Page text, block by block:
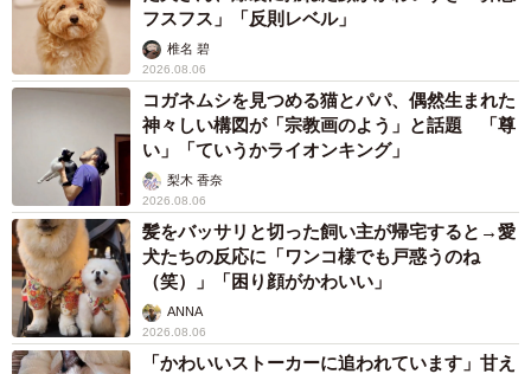
フスフス」「反則レベル」
椎名 碧
2026.08.06
コガネムシを見つめる猫とパパ、偶然生まれた
神々しい構図が「宗教画のよう」と話題 「尊
い」「ていうかライオンキング」
梨木 香奈
2026.08.06
髪をバッサリと切った飼い主が帰宅すると→愛
犬たちの反応に「ワンコ様でも戸惑うのね
（笑）」「困り顔がかわいい」
ANNA
2026.08.06
「かわいいストーカーに追われています」甘え